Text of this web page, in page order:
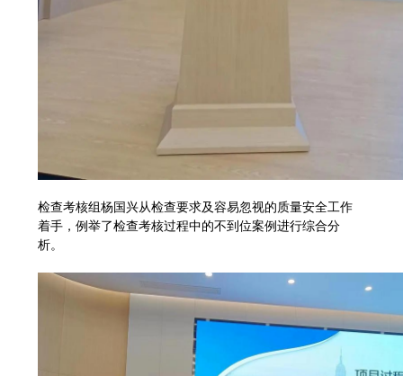
检查考核组杨国兴从检查要求及容易忽视的质量安全工作
着手，例举了检查考核过程中的不到位案例进行综合分
析。